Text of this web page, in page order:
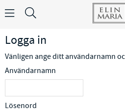
Logga in
Vänligen ange ditt användarnamn
Användarnamn
Lösenord